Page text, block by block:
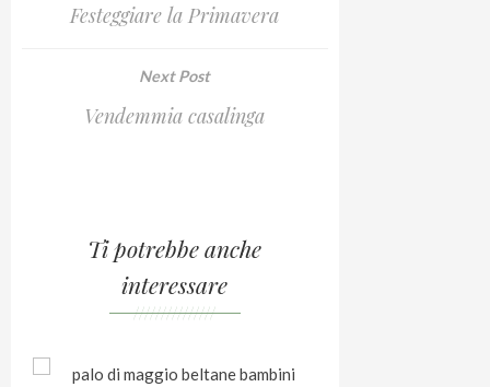
Festeggiare la Primavera
Next Post
Vendemmia casalinga
Ti potrebbe anche
interessare
///////////////